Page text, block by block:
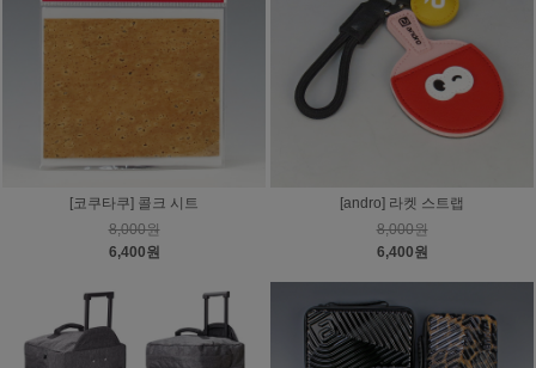
[코쿠타쿠] 콜크 시트
8,000원
6,400원
[andro] 라켓 스트랩
8,000원
6,400원